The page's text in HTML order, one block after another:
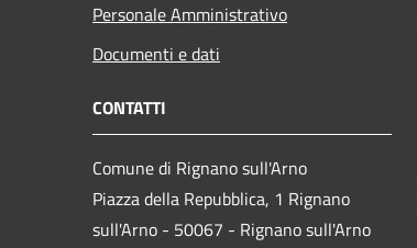
Personale Amministrativo
Documenti e dati
CONTATTI
Comune di Rignano sull'Arno
Piazza della Repubblica, 1 Rignano
sull'Arno - 50067 - Rignano sull'Arno